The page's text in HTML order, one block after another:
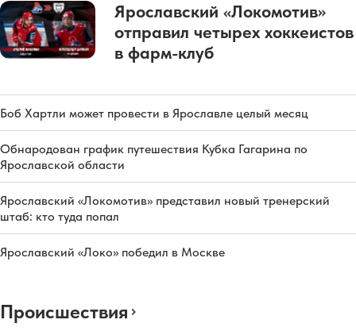
Ярославский «Локомотив»
отправил четырех хоккеистов
в фарм-клуб
Боб Хартли может провести в Ярославле целый месяц
Обнародован график путешествия Кубка Гагарина по
Ярославской области
Ярославский «Локомотив» представил новый тренерский
штаб: кто туда попал
Ярославский «Локо» победил в Москве
Происшествия